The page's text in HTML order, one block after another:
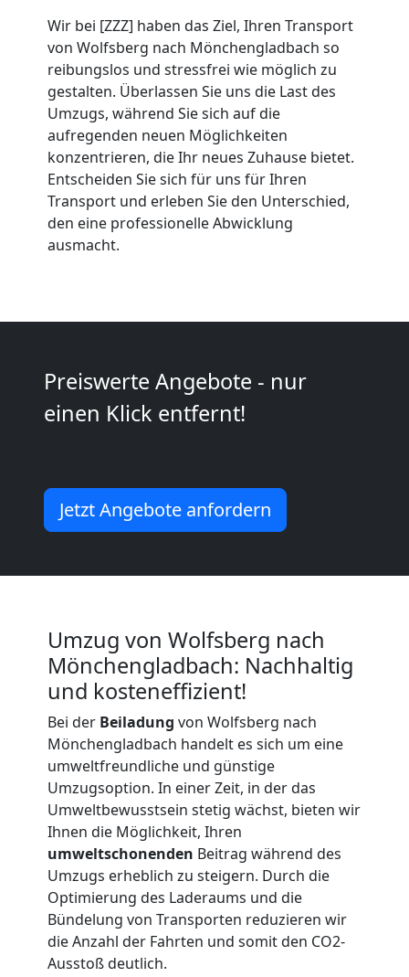
Wir bei [ZZZ] haben das Ziel, Ihren Transport
von Wolfsberg nach Mönchengladbach so
reibungslos und stressfrei wie möglich zu
gestalten. Überlassen Sie uns die Last des
Umzugs, während Sie sich auf die
aufregenden neuen Möglichkeiten
konzentrieren, die Ihr neues Zuhause bietet.
Entscheiden Sie sich für uns für Ihren
Transport und erleben Sie den Unterschied,
den eine professionelle Abwicklung
ausmacht.
Preiswerte Angebote - nur
einen Klick entfernt!
Jetzt Angebote anfordern
Umzug von Wolfsberg nach
Mönchengladbach: Nachhaltig
und kosteneffizient!
Bei der Beiladung von Wolfsberg nach
Mönchengladbach handelt es sich um eine
umweltfreundliche und günstige
Umzugsoption. In einer Zeit, in der das
Umweltbewusstsein stetig wächst, bieten wir
Ihnen die Möglichkeit, Ihren
umweltschonenden Beitrag während des
Umzugs erheblich zu steigern. Durch die
Optimierung des Laderaums und die
Bündelung von Transporten reduzieren wir
die Anzahl der Fahrten und somit den CO2-
Ausstoß deutlich.
Umzug
Mann
LKW
Wolfsberg
Wolfsberg
LKW
Möbellift
Wolfsberg
Übersiedlung
Wolfsberg